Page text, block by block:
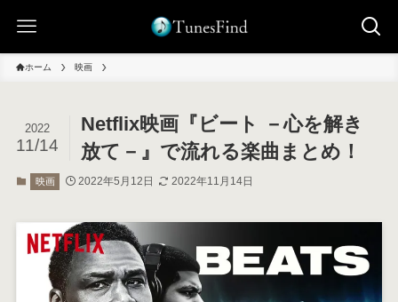
ホーム 映画
Netflix映画『ビート －心を解き
放て－』で流れる楽曲まとめ！
2022
11/14
映画 2022年5月12日 2022年11月14日